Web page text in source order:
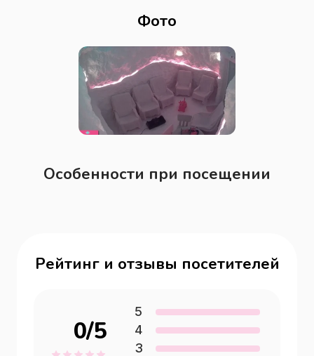
Фото
Особенности при посещении
Рейтинг и отзывы посетителей
0/5
5
4
3